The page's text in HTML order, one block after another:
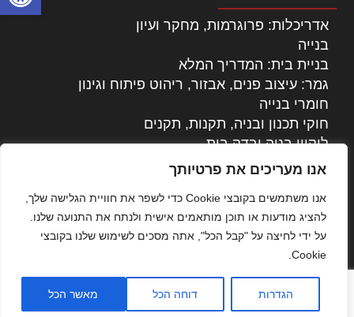
אנו מעריכים את פרטיותך
אנו משתמשים בקובצי Cookie כדי לשפר את חוויית הגלישה שלך,
להציג מודעות או תוכן מותאמים אישית ולנתח את התנועה שלנו.
על ידי לחיצה על "קבל הכל", אתה מסכים לשימוש שלנו בקובצי
Cookie.
הגדרות דוחה הכל מאשר הכל
אדריכלות: פרוגרמות, מחקר ועיון
בנייה
בניית בית: המדריך המלא
גמר: עיצוב פנים, אבזור, ריהוט פיתוח וגינון
חומרי בנייה
חוקי תכנון ובניה, תקנות, תקנים
ליקויי בניה ובדק בית
נדל"ן: זכויות, אגרות ועסקאות
עקרונות ניהול אחזקה מתקדמות
צילום אדריכלי
שיווק נדלן
שיטות בניה: מפרטים והמלצות
תוכן שיווקי
כל הזכויות שמורות © אדריכלות ובניה בישראל